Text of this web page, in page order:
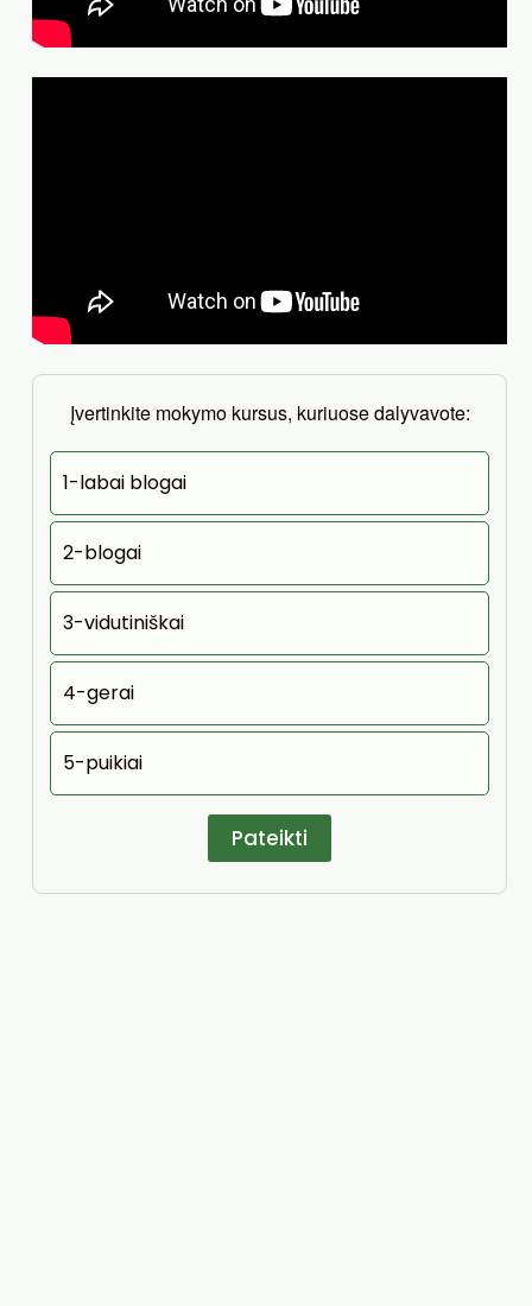
Įvertinkite mokymo kursus, kuriuose dalyvavote:
1-labai blogai
2-blogai
3-vidutiniškai
4-gerai
5-puikiai